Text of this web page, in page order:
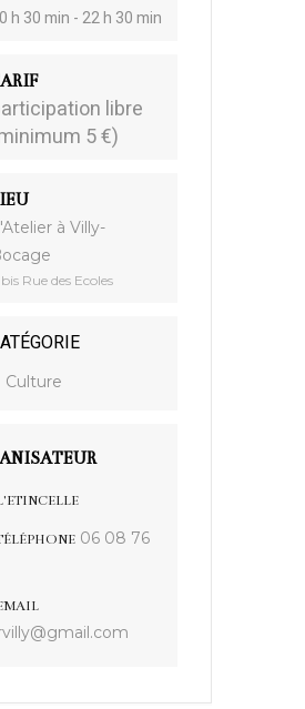
h 30 min - 22 h 30 min
libre
5 €)
à Villy-
Rue des Ecoles
Culture
06 08 76